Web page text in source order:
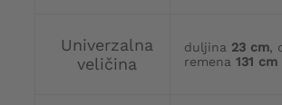
Univerzalna
veličina
duljina 23 cm,
remena 131 cm